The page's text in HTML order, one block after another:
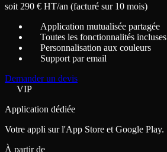
soit 290 € HT/an (facturé sur 10 mois)
Application mutualisée partagée
Toutes les fonctionnalités incluses
Personnalisation aux couleurs
Support par email
Demander un devis
VIP
Application dédiée
Votre appli sur l'App Store et Google Play.
À partir de